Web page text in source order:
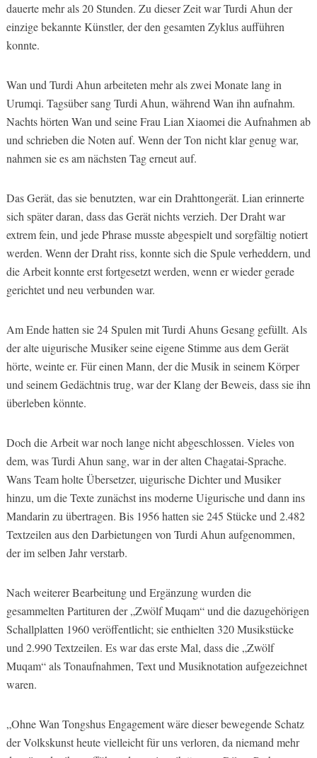
dauerte mehr als 20 Stunden. Zu dieser Zeit war Turdi Ahun der
einzige bekannte Künstler, der den gesamten Zyklus aufführen
konnte.
Wan und Turdi Ahun arbeiteten mehr als zwei Monate lang in
Urumqi. Tagsüber sang Turdi Ahun, während Wan ihn aufnahm.
Nachts hörten Wan und seine Frau Lian Xiaomei die Aufnahmen ab
und schrieben die Noten auf. Wenn der Ton nicht klar genug war,
nahmen sie es am nächsten Tag erneut auf.
Das Gerät, das sie benutzten, war ein Drahttongerät. Lian erinnerte
sich später daran, dass das Gerät nichts verzieh. Der Draht war
extrem fein, und jede Phrase musste abgespielt und sorgfältig notiert
werden. Wenn der Draht riss, konnte sich die Spule verheddern, und
die Arbeit konnte erst fortgesetzt werden, wenn er wieder gerade
gerichtet und neu verbunden war.
Am Ende hatten sie 24 Spulen mit Turdi Ahuns Gesang gefüllt. Als
der alte uigurische Musiker seine eigene Stimme aus dem Gerät
hörte, weinte er. Für einen Mann, der die Musik in seinem Körper
und seinem Gedächtnis trug, war der Klang der Beweis, dass sie ihn
überleben könnte.
Doch die Arbeit war noch lange nicht abgeschlossen. Vieles von
dem, was Turdi Ahun sang, war in der alten Chagatai-Sprache.
Wans Team holte Übersetzer, uigurische Dichter und Musiker
hinzu, um die Texte zunächst ins moderne Uigurische und dann ins
Mandarin zu übertragen. Bis 1956 hatten sie 245 Stücke und 2.482
Textzeilen aus den Darbietungen von Turdi Ahun aufgenommen,
der im selben Jahr verstarb.
Nach weiterer Bearbeitung und Ergänzung wurden die
gesammelten Partituren der „Zwölf Muqam“ und die dazugehörigen
Schallplatten 1960 veröffentlicht; sie enthielten 320 Musikstücke
und 2.990 Textzeilen. Es war das erste Mal, dass die „Zwölf
Muqam“ als Tonaufnahmen, Text und Musiknotation aufgezeichnet
waren.
„Ohne Wan Tongshus Engagement wäre dieser bewegende Schatz
der Volkskunst heute vielleicht für uns verloren, da niemand mehr